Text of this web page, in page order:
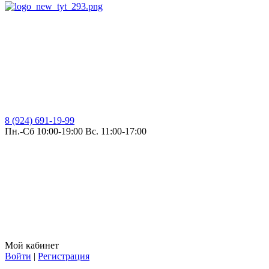
8 (924) 691-19-99
Пн.-Сб 10:00-19:00 Вс. 11:00-17:00
Мой кабинет
Войти | Регистрация